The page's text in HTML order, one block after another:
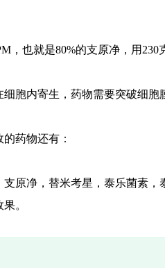
也就是80%的支原净，用230
内寄生，药物需要突破细胞
药物还有：
净，替米考星，泰乐菌素，
。